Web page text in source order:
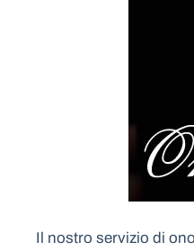
Il nostro servizio di